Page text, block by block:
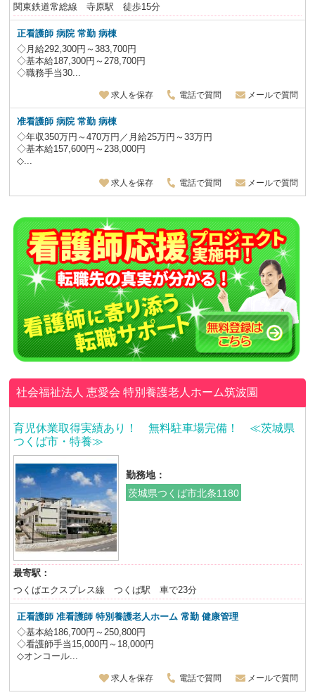
関東鉄道常総線 寺原駅 徒歩15分
正看護師 病院 常勤 病棟
◇月給292,300円～383,700円
◇基本給187,300円～278,700円
◇職務手当30...
求人を保存 電話で質問 メールで質問
准看護師 病院 常勤 病棟
◇年収350万円～470万円／月給25万円～33万円
◇基本給157,600円～238,000円
◇...
求人を保存 電話で質問 メールで質問
社会福祉法人 恵愛会特別養護老人ホーム筑波園
育児休業取得実績あり！ 無料駐車場完備！ ≪茨城県
つくば市・特養≫
勤務地：
茨城県つくば市北条1180
最寄駅：
つくばエクスプレス線 つくば駅 車で23分
正看護師 准看護師 特別養護老人ホーム常勤 健康管理
◇基本給186,700円～250,800円
◇看護師手当15,000円～18,000円
◇オンコール...
求人を保存 電話で質問 メールで質問